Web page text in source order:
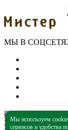
МЫ В
8 (800) 550-39-79
Звонок
Мы используем
сервисов и удобства